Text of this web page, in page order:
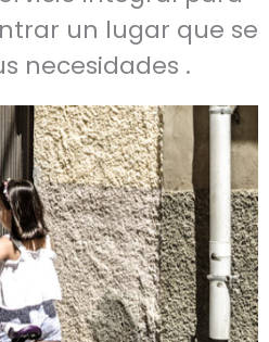
un lugar que se
necesidades .